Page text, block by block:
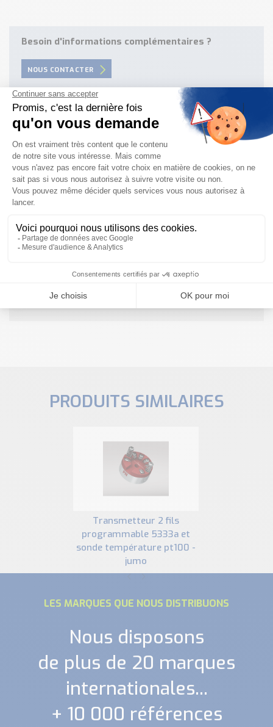
Besoin d'informations complémentaires ?
NOUS CONTACTER
produit ?
Nous sommes à votre disposition pour définir
PRODUITS SIMILAIRES
transmetteur 2 fils
programmable 5333a et
sonde température pt100 -
jumo
LES MARQUES QUE NOUS DISTRIBUONS
Nous disposons
de plus de 20 marques
internationales...
+ 10 000 références